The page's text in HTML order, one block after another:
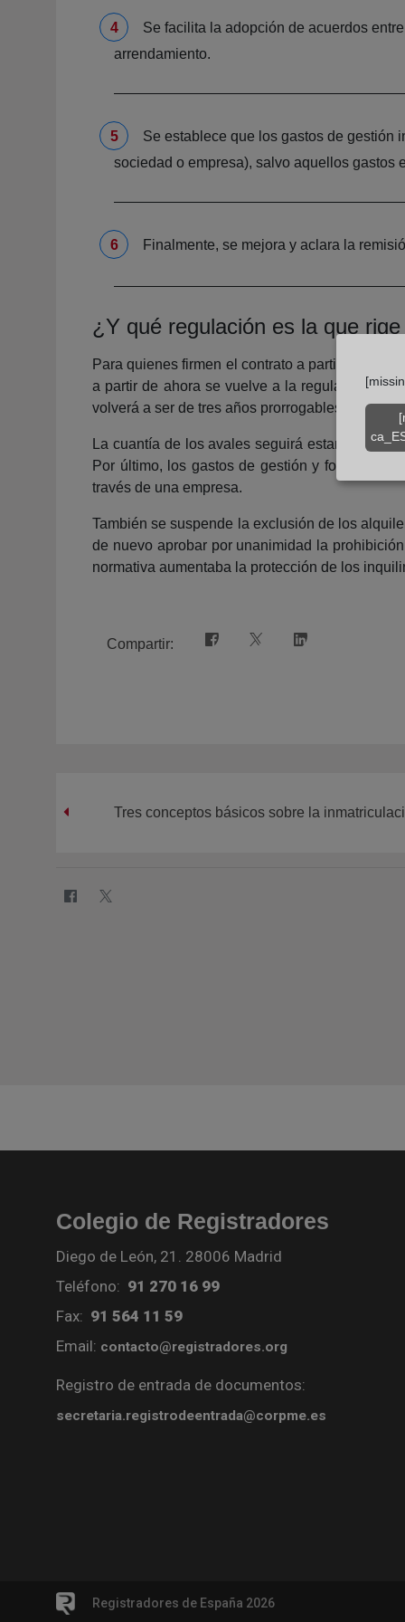
Se facilita la adopción de acuerdos
arrendamiento.
Se establece que los gastos de gestión
sociedad o empresa), salvo aquellos gastos
Finalmente, se mejora y aclara la
¿Y qué regulación es la que
Para quienes firmen el contrato a partir de
a partir de ahora se vuelve a la regulación
volverá a ser de tres años prorrogables durante
La cuantía de los avales seguirá estando en
Por último, los gastos de gestión y
través de una empresa.
También se suspende la exclusión de los
de nuevo aprobar por unanimidad la
normativa aumentaba la protección de los
Compartir:
Tres conceptos básicos sobre la
Colegio de Registradores
Diego de León, 21. 28006 Madrid
Teléfono: 91 270 16 99
Fax: 91 564 11 59
Email: contacto@registradores.org
Registro de entrada de documentos:
secretaria.registrodeentrada@corpme.es
Registradores de España 2026